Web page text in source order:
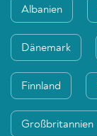
Albanien
Dänemark
Finnland
Großbritannien